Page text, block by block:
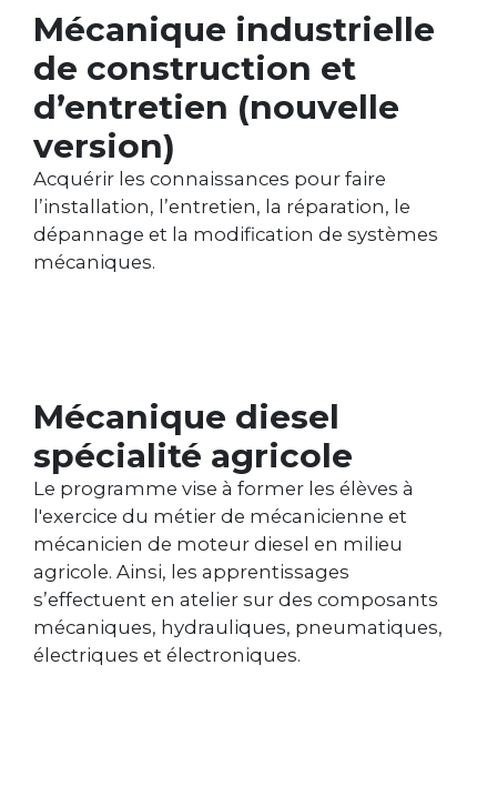
Mécanique industrielle
de construction et
d’entretien (nouvelle
version)
Acquérir les connaissances pour faire
l’installation, l’entretien, la réparation, le
dépannage et la modification de systèmes
mécaniques.
Mécanique diesel
spécialité agricole
Le programme vise à former les élèves à
l'exercice du métier de mécanicienne et
mécanicien de moteur diesel en milieu
agricole. Ainsi, les apprentissages
s’effectuent en atelier sur des composants
mécaniques, hydrauliques, pneumatiques,
électriques et électroniques.